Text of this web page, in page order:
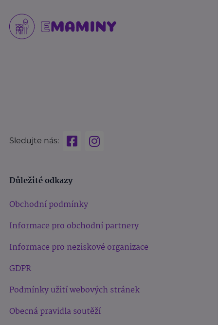
Sledujte nás:
Důležité odkazy
Obchodní podmínky
Informace pro obchodní partnery
Informace pro neziskové organizace
GDPR
Podmínky užití webových stránek
Obecná pravidla soutěží